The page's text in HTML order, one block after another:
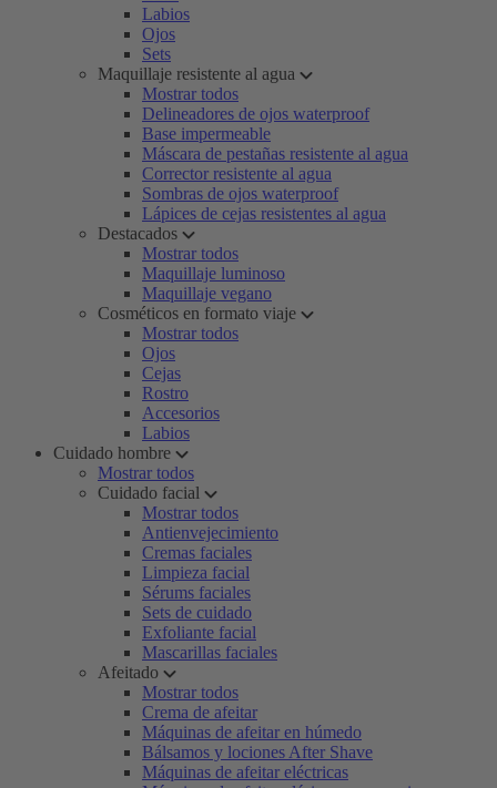
Labios
Ojos
Sets
Maquillaje resistente al agua
Mostrar todos
Delineadores de ojos waterproof
Base impermeable
Máscara de pestañas resistente al agua
Corrector resistente al agua
Sombras de ojos waterproof
Lápices de cejas resistentes al agua
Destacados
Mostrar todos
Maquillaje luminoso
Maquillaje vegano
Cosméticos en formato viaje
Mostrar todos
Ojos
Cejas
Rostro
Accesorios
Labios
Cuidado hombre
Mostrar todos
Cuidado facial
Mostrar todos
Antienvejecimiento
Cremas faciales
Limpieza facial
Sérums faciales
Sets de cuidado
Exfoliante facial
Mascarillas faciales
Afeitado
Mostrar todos
Crema de afeitar
Máquinas de afeitar en húmedo
Bálsamos y lociones After Shave
Máquinas de afeitar eléctricas